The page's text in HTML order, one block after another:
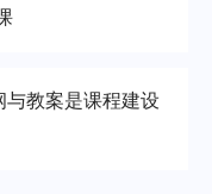
与教案是课程建设